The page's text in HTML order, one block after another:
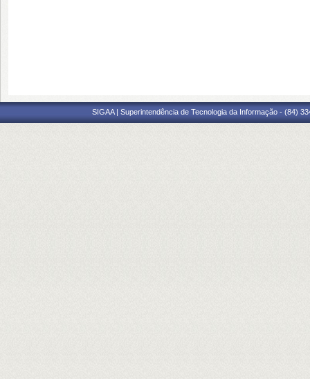
SIGAA | Superintendência de Tecnologia da Informação - (84)